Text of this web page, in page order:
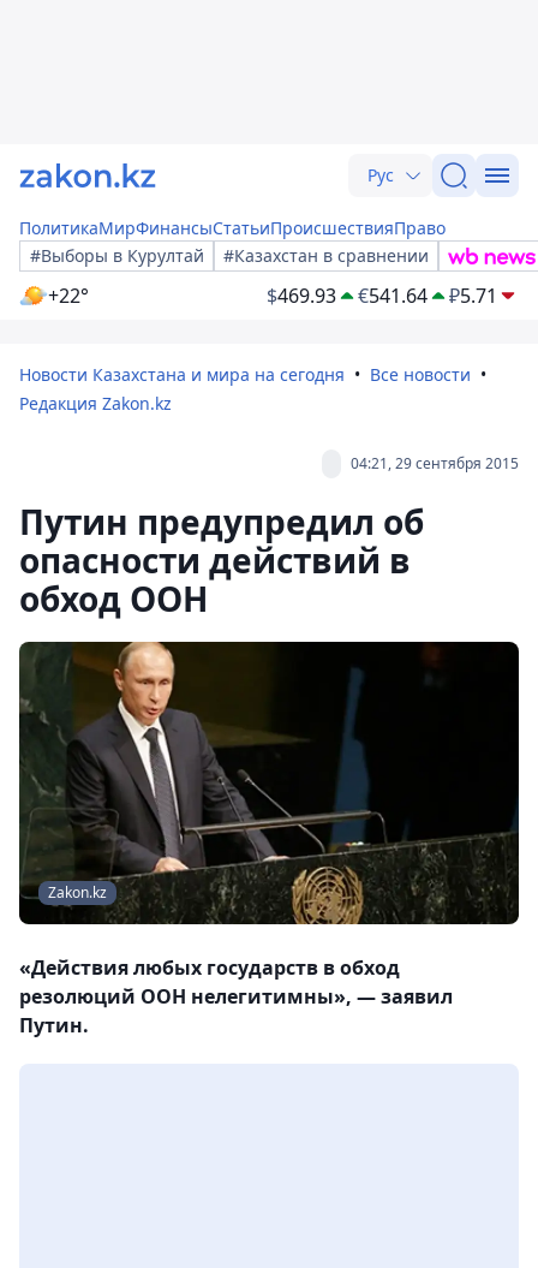
Рус
ПолитикаМирФинансыСтатьиПроисшествияПраво
#Выборы в Курултай
#Казахстан в сравнении
+22° $469.93 €541.64 ₽5.71
Новости Казахстана и мира на сегодня
Все новости
Редакция Zakon.kz
04:21, 29 сентября 2015
Путин предупредил об
опасности действий в
обход ООН
Zakon.kz
«Действия любых государств в обход
резолюций ООН нелегитимны», — заявил
Путин.